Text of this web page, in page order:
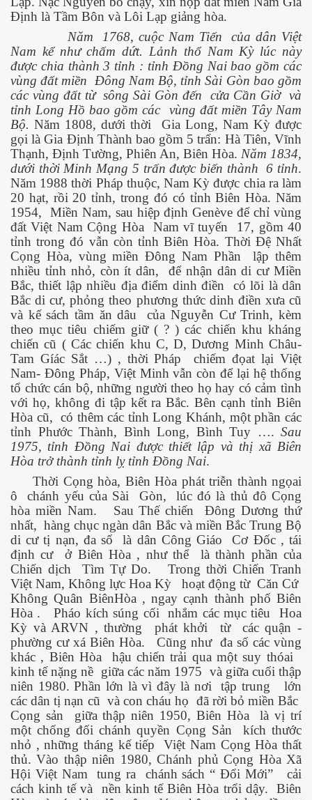
Định là Tầm Bôn và Lôi Lạp giảng hòa.
Năm
1768, cuộc Nam Tiến
của dân Việt
Nam kể như chấm dứt. Lảnh thổ Nam Kỳ lúc này
được chia thành 3 tỉnh : tỉnh Đồng Nai bao gồm các
vùng đất miền Đông Nam Bộ, tỉnh Sài Gòn bao gồm
các vùng đất từ sông Sài Gòn đến cửa Cần Giờ và
tỉnh Long Hồ bao gồm các
vùng đất miền Tây Nam
Bộ.Năm 1808, dưới thời
Gia Long, Nam Kỳ được
gọi là Gia Định Thành bao gồm 5 trấn: Hà Tiên, Vĩnh
Thạnh, Định Tường, Phiên An, Biên Hòa. Năm 1834,
dưới thời Minh Mạng 5 trấn được biến thành 6 tỉnh.
Năm 1988 thời Pháp thuộc, Nam Kỳ được chia ra làm
20 hạt, rồi 20 tỉnh, trong đó có tỉnh Biên Hòa. Năm
1954,
Miền Nam, sau hiệp định Genève để chỉ vùng
đất Việt Nam Cộng Hòa
Nam vĩ tuyến
17, gồm 40
tỉnh trong đó vẫn còn tỉnh Biên Hòa. Thời Đệ Nhất
Cọng Hòa, vùng miền Đông Nam Phần
lập thêm
nhiều tỉnh nhỏ, còn ít dân,
để nhận dân di cư Miền
Bắc, thiết lập nhiều địa điểm dinh điền
có lõi là dân
Bắc di cư, phỏng theo phương thức dinh điền xưa cũ
và kế sách tầm ăn dâu
của Nguyễn Cư Trinh, kèm
theo mục tiêu chiếm giữ ( ? ) các chiến khu kháng
chiến cũ ( Các chiến khu C, D, Dương Minh Châu-
Tam Gíác Sắt …) , thời Pháp
chiếm đọat lại Việt
Nam- Đông Pháp, Việt Minh vẫn còn để lại hệ thống
tổ chức cán bộ, những người theo họ hay có cảm tình
với họ, không đi tập kết ra Bắc. Bên cạnh tỉnh Biên
Hòa cũ, có thêm các tỉnh Long Khánh, một phần các
tỉnh Phước Thành, Bình Long, Bình Tuy …. Sau
1975, tỉnh Đồng Nai được thiết lập và thị xã Biên
Hòa trở thành tỉnh lỵ tỉnh Đồng Nai.
Thời Cọng hòa, Biên Hòa phát triễn thành ngọai
ô
chánh yếu của Sài Gòn,
lúc đó là thủ đô Cọng
hòa miền Nam.
Sau Thế chiến
Đông Dương thứ
nhất, hàng chục ngàn dân Bắc và miền Bắc Trung Bộ
di cư tị nạn, đa số
là dân Công Giáo
Cơ Đốc , tái
định cư
ở Biên Hòa , như thể
là thành phần của
Chiến dịch
Tìm Tự Do.
Trong thời Chiến Tranh
Việt Nam, Không lực Hoa Kỳ
hoạt động từ Căn Cứ
Không Quân BiênHòa , ngay cạnh thành phố Biên
Hòa .
Pháo kích súng cối nhắm các mục tiêu
Hoa
Kỳ và ARVN , thường
phát khởi từ
các quận -
phường cư xá Biên Hòa.
Cũng như đa số các vùng
khác , Biên Hòa
hậu chiến trải qua một suy thóai
kinh tế nặng nề giữa các năm 1975 và giữa cuối thập
niên 1980. Phần lớn là vì đây là nơi
tập trung
lớn
các dân tị nạn cũ và con cháu họ đã rời bỏ miền Bắc
Cọng sản
giữa thập niên 1950, Biên Hòa
là vị trí
một chống đối chánh quyền Cọng Sản
kích thước
nhỏ , những tháng kế tiếp
Việt Nam Cọng Hòa thất
thủ. Vào thập niên 1980, Chánh phủ Cọng Hòa Xã
Hội Việt Nam
tung ra chánh sách “ Đổi Mới”
cải
cách kinh tế và
nền kinh tế Biên Hòa trổi dậy.
Biên
452b
không?